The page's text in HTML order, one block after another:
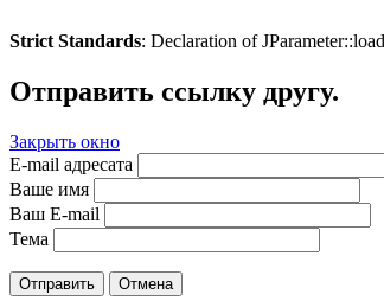
Strict Standards: Declaration of
Отправить ссылку другу.
Закрыть окно
E-mail адресата
Ваше имя
Ваш E-mail
Тема
Отправить Отмена